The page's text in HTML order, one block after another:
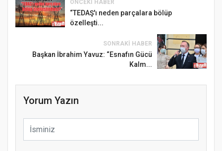
ÖNCEKI HABER
“TEDAŞ'ı neden parçalara bölüp
özelleşti...
SONRAKI HABER
Başkan İbrahim Yavuz: “Esnafın Gücü
Kalm...
Yorum Yazın